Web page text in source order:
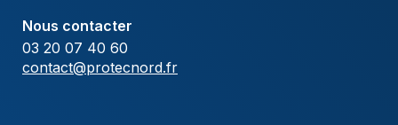
Nous contacter
03 20 07 40 60
contact@protecnord.fr